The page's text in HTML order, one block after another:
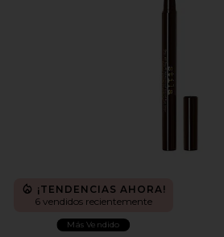
¡TENDENCIAS AHORA!
6 vendidos recientemente
Más Vendido